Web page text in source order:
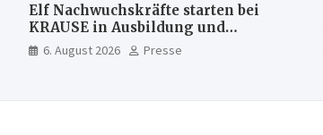
Elf Nachwuchskräfte starten bei
KRAUSE in Ausbildung und
Jahrespraktikum
6. August 2026 Presse